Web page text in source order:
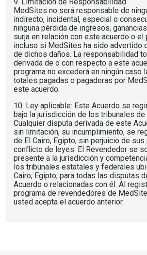
MedSites no será responsable de
indirecto, incidental, especial o
ninguna pérdida de ingresos,
surja en relación con este acuerdo o el
incluso si MedSites ha sido advertido
de dichos daños. La responsabilidad
derivada de o con respecto a este
programa no excederá en ningún caso
totales pagadas o pagaderas por
este acuerdo.
10. Ley aplicable: Este Acuerdo se
bajo la jurisdicción de los tribunales de
Cualquier disputa derivada de este
sin limitación, su incumplimiento, se
de El Cairo, Egipto, sin perjuicio de
conflicto de leyes. El Revendedor se
presente a la jurisdicción y
los tribunales estatales y federales
Cairo, Egipto, para todas las disputas
Acuerdo o relacionadas con él. Al
programa de revendedores de
usted acepta el acuerdo anterior.